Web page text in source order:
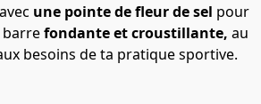
une pointe de fleur de sel pour
barrefondante et croustillante, au
besoins de ta pratique sportive.